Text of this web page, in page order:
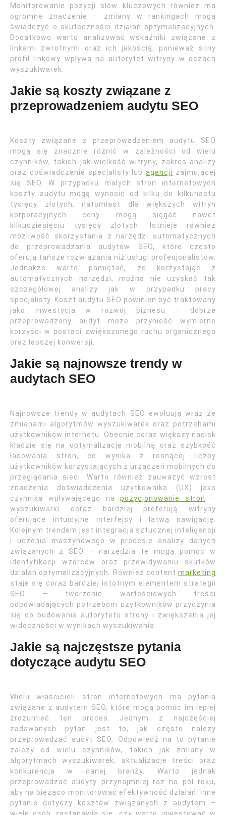
Monitorowanie pozycji słów kluczowych również ma
ogromne znaczenie – zmiany w rankingach mogą
świadczyć o skuteczności działań optymalizacyjnych.
Dodatkowo warto analizować wskaźniki związane z
linkami zwrotnymi oraz ich jakością, ponieważ silny
profil linkowy wpływa na autorytet witryny w oczach
wyszukiwarek.
Jakie są koszty związane z
przeprowadzeniem audytu SEO
Koszty związane z przeprowadzeniem audytu SEO
mogą się znacznie różnić w zależności od wielu
czynników, takich jak wielkość witryny, zakres analizy
oraz doświadczenie specjalisty lubagencji zajmującej
się SEO. W przypadku małych stron internetowych
koszty audytu mogą wynosić od kilku do kilkunastu
tysięcy złotych, natomiast dla większych witryn
korporacyjnych ceny mogą sięgać nawet
kilkudziesięciu tysięcy złotych. Istnieje również
możliwość skorzystania z narzędzi automatycznych
do przeprowadzania audytów SEO, które często
oferują tańsze rozwiązania niż usługi profesjonalistów.
Jednakże warto pamiętać, że korzystając z
automatycznych narzędzi, można nie uzyskać tak
szczegółowej analizy jak w przypadku pracy
specjalisty. Koszt audytu SEO powinien być traktowany
jako inwestycja w rozwój biznesu – dobrze
przeprowadzony audyt może przynieść wymierne
korzyści w postaci zwiększonego ruchu organicznego
oraz lepszej konwersji.
Jakie są najnowsze trendy w
audytach SEO
Najnowsze trendy w audytach SEO ewoluują wraz ze
zmianami algorytmów wyszukiwarek oraz potrzebami
użytkowników internetu. Obecnie coraz większy nacisk
kładzie się na optymalizację mobilną oraz szybkość
ładowania stron, co wynika z rosnącej liczby
użytkowników korzystających z urządzeń mobilnych do
przeglądania sieci. Warto również zauważyć wzrost
znaczenia doświadczenia użytkownika (UX) jako
czynnika wpływającego napozycjonowanie stron
–
wyszukiwarki coraz bardziej preferują witryny
oferujące intuicyjne interfejsy i łatwą nawigację.
Kolejnym trendem jest integracja sztucznej inteligencji
i uczenia maszynowego w procesie analizy danych
związanych z SEO – narzędzia te mogą pomóc w
identyfikacji wzorców oraz przewidywaniu skutków
działań optymalizacyjnych. Również content marketing
staje się coraz bardziej istotnym elementem strategii
SEO – tworzenie wartościowych treści
odpowiadających potrzebom użytkowników przyczynia
się do budowania autorytetu strony i zwiększenia jej
widoczności w wynikach wyszukiwania.
Jakie są najczęstsze pytania
dotyczące audytu SEO
Wielu właścicieli stron internetowych ma pytania
związane z audytem SEO, które mogą pomóc im lepiej
zrozumieć ten proces. Jednym z najczęściej
zadawanych pytań jest to, jak często należy
przeprowadzać audyt SEO. Odpowiedź na to pytanie
zależy od wielu czynników, takich jak zmiany w
algorytmach wyszukiwarek, aktualizacje treści oraz
konkurencja w danej branży. Warto jednak
przeprowadzać audyty przynajmniej raz na pół roku,
aby na bieżąco monitorować efektywność działań. Inne
pytanie dotyczy kosztów związanych z audytem –